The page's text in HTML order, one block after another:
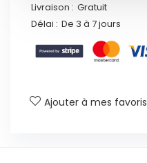
Livraison : Gratuit
Délai : De 3 à 7 jours
Ajouter à mes favoris